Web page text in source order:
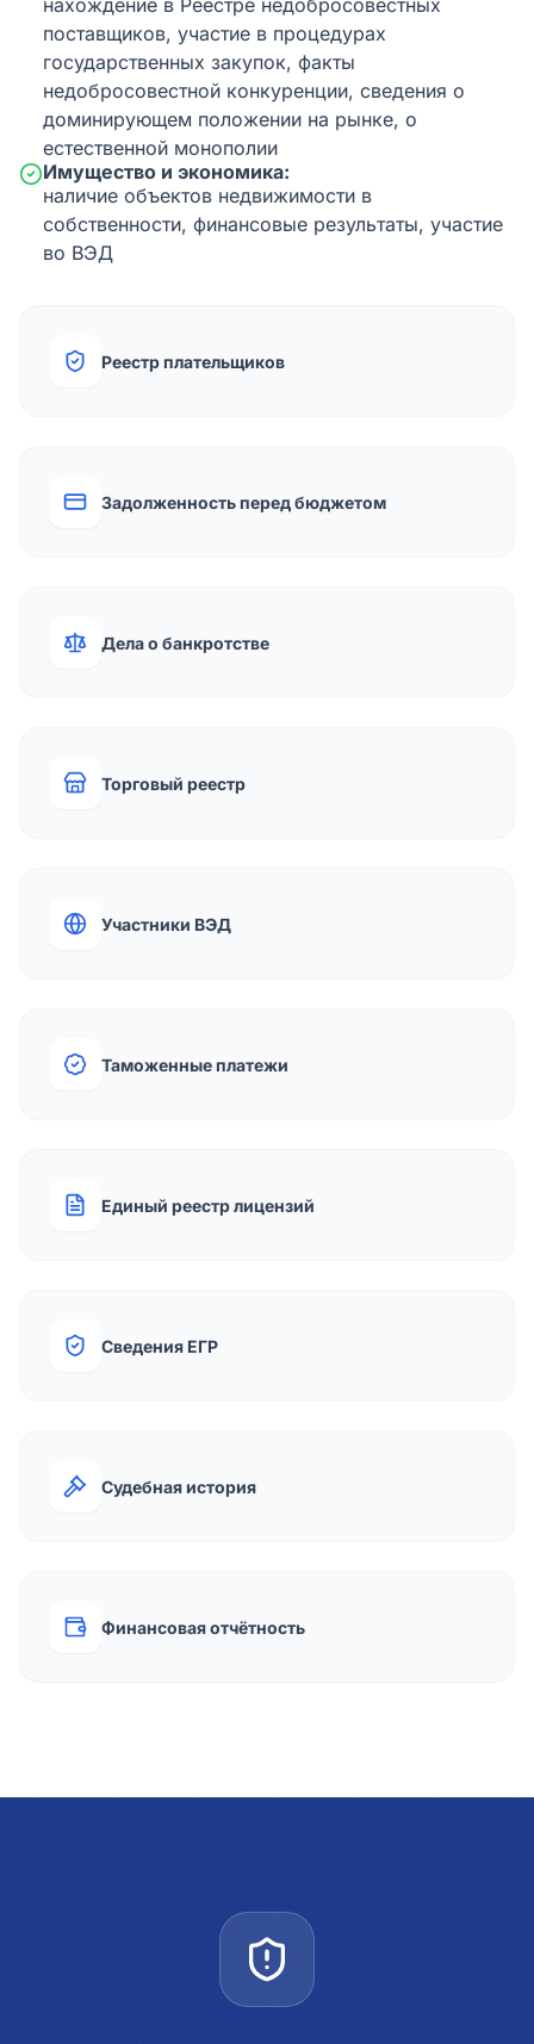
нахождение в Реестре недобросовестных
поставщиков, участие в процедурах
государственных закупок, факты
недобросовестной конкуренции, сведения о
доминирующем положении на рынке, о
естественной монополии
Имущество и экономика:
наличие объектов недвижимости в
собственности, финансовые результаты, участие
во ВЭД
Реестр плательщиков
Задолженность перед бюджетом
Дела о банкротстве
Торговый реестр
Участники ВЭД
Таможенные платежи
Единый реестр лицензий
Сведения ЕГР
Судебная история
Финансовая отчётность